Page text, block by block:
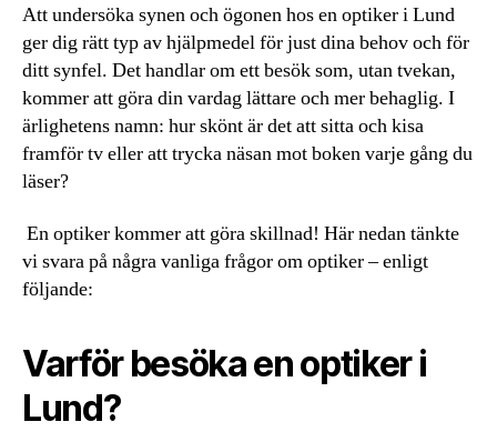
Att undersöka synen och ögonen hos en optiker i Lund
ger dig rätt typ av hjälpmedel för just dina behov och för
ditt synfel. Det handlar om ett besök som, utan tvekan,
kommer att göra din vardag lättare och mer behaglig. I
ärlighetens namn: hur skönt är det att sitta och kisa
framför tv eller att trycka näsan mot boken varje gång du
läser?
En optiker kommer att göra skillnad! Här nedan tänkte
vi svara på några vanliga frågor om optiker – enligt
följande:
Varför besöka en optiker i
Lund?